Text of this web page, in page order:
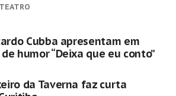
Cubba apresentam em
humor “Deixa que eu conto”
da Taverna faz curta